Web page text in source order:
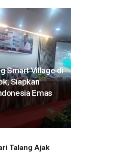
Smart Village di
Siapkan
Emas
Talang Ajak